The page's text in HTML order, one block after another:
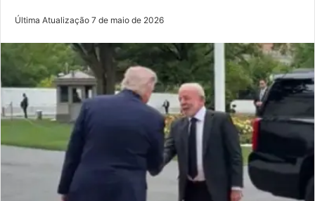
Última Atualização 7 de maio de 2026